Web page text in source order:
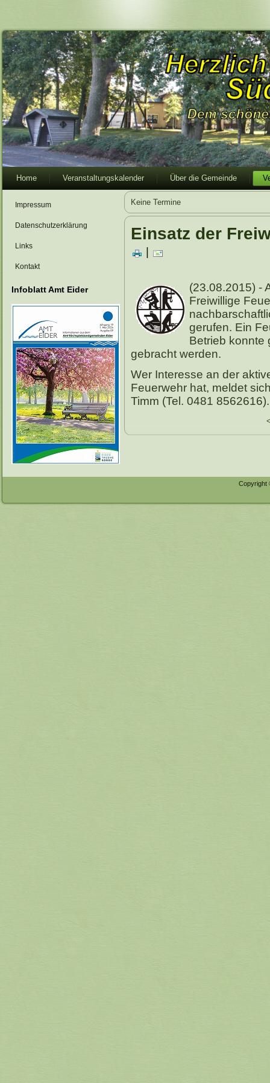
Home Veranstaltungskalender Über die Gemeinde
Impressum
Datenschutzerklärung
Links
Kontakt
Infoblatt Amt Eider
Keine Termine
Einsatz der
(23.08.2015) -
Freiwillige
gerufen. Ein
Betrieb konnte
gebracht werden.
Wer Interesse an der
Feuerwehr hat, meldet
Timm (Tel. 0481 8562616).
Copyright